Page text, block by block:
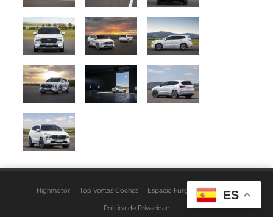
Highmotor Top Ventas Coches Espacio Furgo Aviso Legal
Política de Privacidad
ES